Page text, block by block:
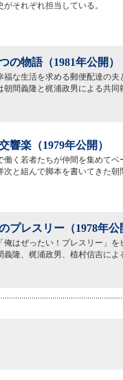
それぞれ担当している。
の物語（1981年公開）
福な生活を求める郵便配達の
朝間義隆と梶浦政男による共
響楽（1979年公開）
働く若者たちが仲間を集めて
次と組んで脚本を書いてきた
プレスリー（1978年公
俺はぜったい！プレスリー」
義隆、梶浦政男、植村信吉に